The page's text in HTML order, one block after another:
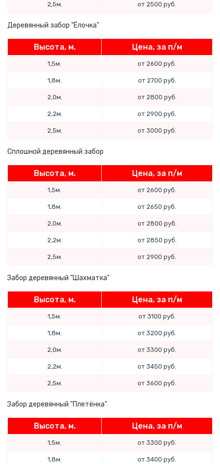
2,5м. от 2500 руб.
Деревянный забор "Ёлочка"
Высота, м. Цена, за п/м
1,5м. от 2600 руб.
1,8м. от 2700 руб.
2,0м. от 2800 руб.
2,2м. от 2900 руб.
2,5м. от 3000 руб.
Сплошной деревянный забор
Высота, м. Цена, за п/м
1,5м. от 2600 руб.
1,8м. от 2650 руб.
2,0м. от 2800 руб.
2,2м. от 2850 руб.
2,5м. от 2900 руб.
Забор деревянный "Шахматка"
Высота, м. Цена, за п/м
1,5м. от 3100 руб.
1,8м. от 3200 руб.
2,0м. от 3300 руб.
2,2м. от 3450 руб.
2,5м. от 3600 руб.
Забор деревянный "Плетёнка"
Высота, м. Цена, за п/м
1,5м. от 3300 руб.
1,8м. от 3400 руб.